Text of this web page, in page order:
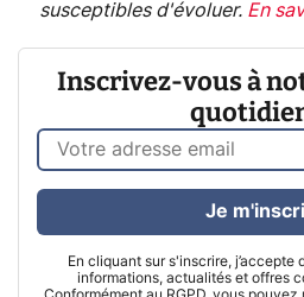
susceptibles d'évoluer. En
Inscrivez-vous à
En cliquant sur s'inscrire, j’accepte
informations, actualités et offres
Je